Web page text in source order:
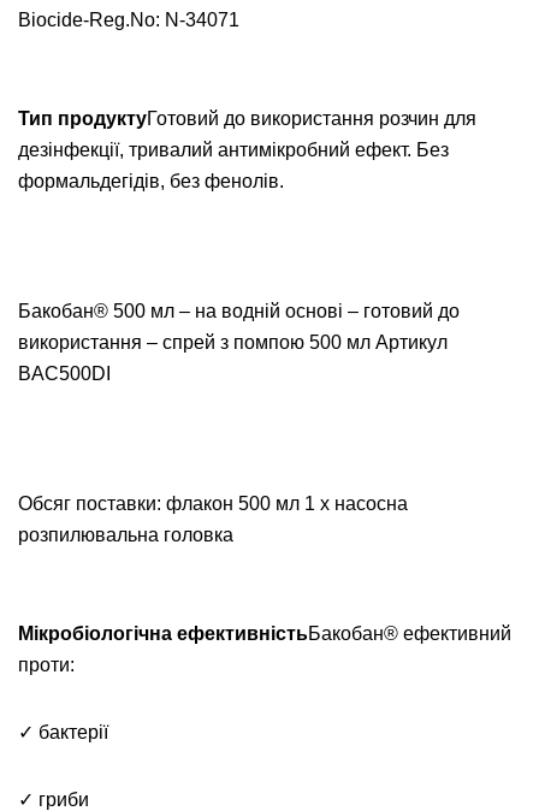
Biocide-Reg.No: N-34071
Тип продуктуГотовий до використання розчин для
дезінфекції, тривалий антимікробний ефект. Без
формальдегідів, без фенолів.
Бакобан® 500 мл – на водній основі – готовий до
використання – спрей з помпою 500 мл Артикул
BAC500DI
Обсяг поставки: флакон 500 мл 1 х насосна
розпилювальна головка
Мікробіологічна ефективністьБакобан® ефективний
проти:
✓ бактерії
✓ гриби